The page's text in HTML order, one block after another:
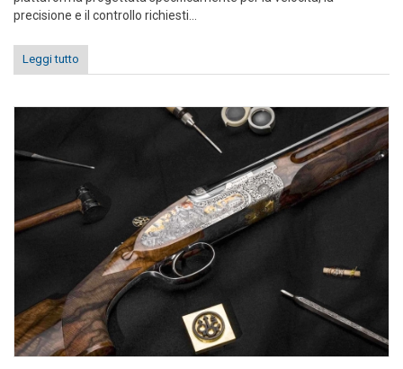
precisione e il controllo richiesti...
Leggi tutto